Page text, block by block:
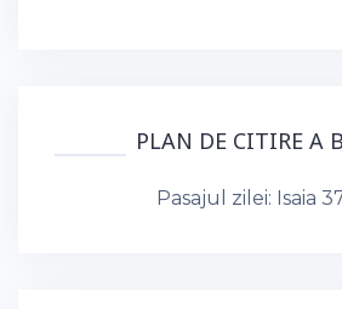
PLAN DE CITIRE A
Pasajul zilei: Isaia